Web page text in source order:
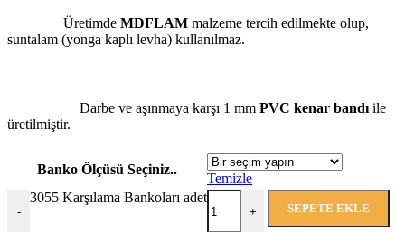
Üretimde MDFLAM malzeme tercih edilmekte olup,
suntalam (yonga kaplı levha) kullanılmaz.
Darbe ve aşınmaya karşı 1 mm PVC kenar bandı ile
üretilmiştir.
Banko Ölçüsü Seçiniz..
Temizle
-
3055 Karşılama Bankoları adet
+ SEPETE EKLE